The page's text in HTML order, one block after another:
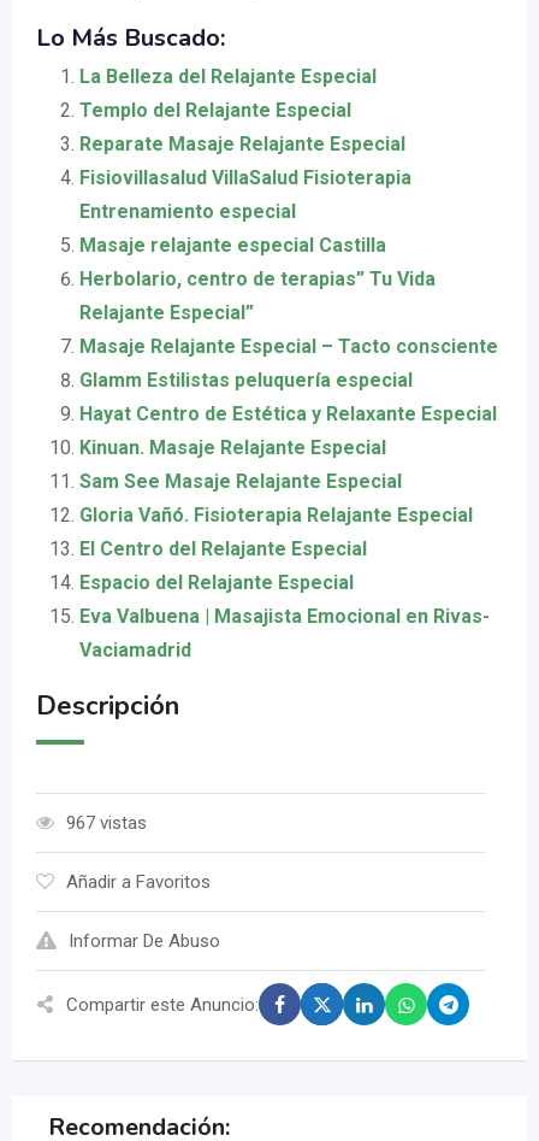
Lo Más Buscado:
La Belleza del Relajante Especial
Templo del Relajante Especial
Reparate Masaje Relajante Especial
Fisiovillasalud VillaSalud Fisioterapia
Entrenamiento especial
Masaje relajante especial Castilla
Herbolario, centro de terapias” Tu Vida
Relajante Especial”
Masaje Relajante Especial – Tacto consciente
Glamm Estilistas peluquería especial
Hayat Centro de Estética y Relaxante Especial
Kinuan. Masaje Relajante Especial
Sam See Masaje Relajante Especial
Gloria Vañó. Fisioterapia Relajante Especial
El Centro del Relajante Especial
Espacio del Relajante Especial
Eva Valbuena | Masajista Emocional en Rivas-
Vaciamadrid
Descripción
967 vistas
Añadir a Favoritos
Informar De Abuso
Compartir este Anuncio:
Recomendación: